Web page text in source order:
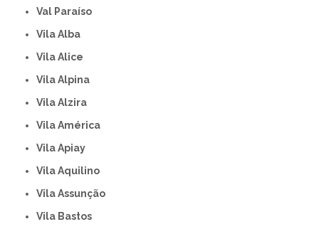
Val Paraíso
Vila Alba
Vila Alice
Vila Alpina
Vila Alzira
Vila América
Vila Apiay
Vila Aquilino
Vila Assunção
Vila Bastos